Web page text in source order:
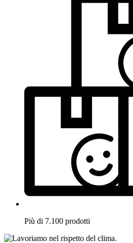
Più di 7.100 prodotti